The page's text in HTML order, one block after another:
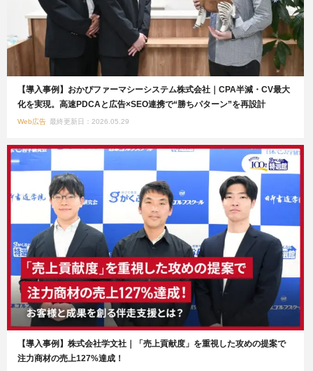
【導入事例】おかぴファーマシーシステム株式会社｜CPA半減・CV最大
化を実現。高速PDCAと広告×SEO連携で“勝ちパターン”を再設計
Web広告 最終更新日：2026.05.29
【導入事例】株式会社学文社｜「売上貢献度」を重視した攻めの提案で
注力商材の売上127%達成！